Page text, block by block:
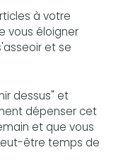
à votre
vous éloigner
et se
dessus" et
dépenser cet
et que vous
être temps de